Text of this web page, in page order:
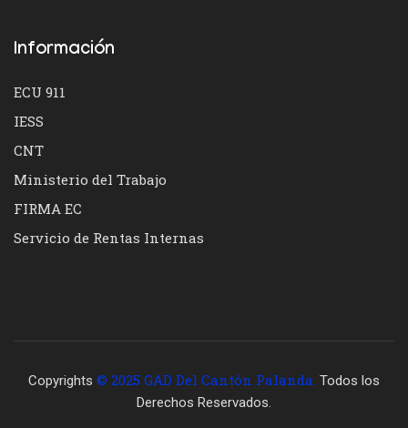
Información
ECU 911
IESS
CNT
Ministerio del Trabajo
FIRMA EC
Servicio de Rentas Internas
Copyrights © 2025 GAD Del Cantón Palanda. Todos los
Derechos Reservados.